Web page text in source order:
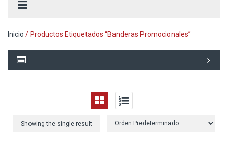
Inicio / Productos Etiquetados “Banderas Promocionales”
Showing the single result